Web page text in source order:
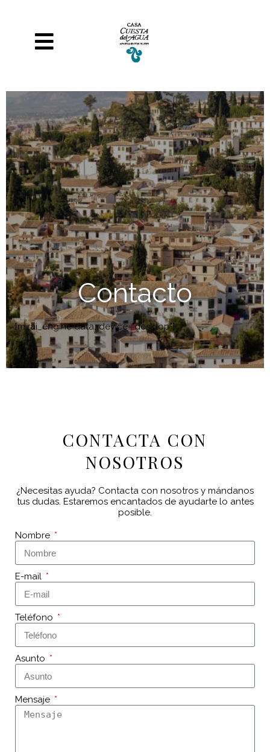
Contacto
[mirai_engine data_device="desktop"]
CONTACTA CON
NOSOTROS
¿Necesitas ayuda? Contacta con nosotros y mándanos
tus dudas. Estaremos encantados de ayudarte lo antes
posible.
Nombre
E-mail
Teléfono
Asunto
Mensaje